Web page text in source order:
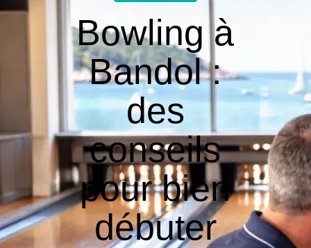
Bowling à
Bandol :
des
conseils
pour bien
débuter